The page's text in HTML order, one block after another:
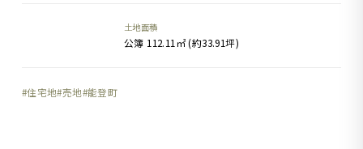
土地面積
公簿 112.11㎡ (約33.91坪)
住宅地 売地 能登町